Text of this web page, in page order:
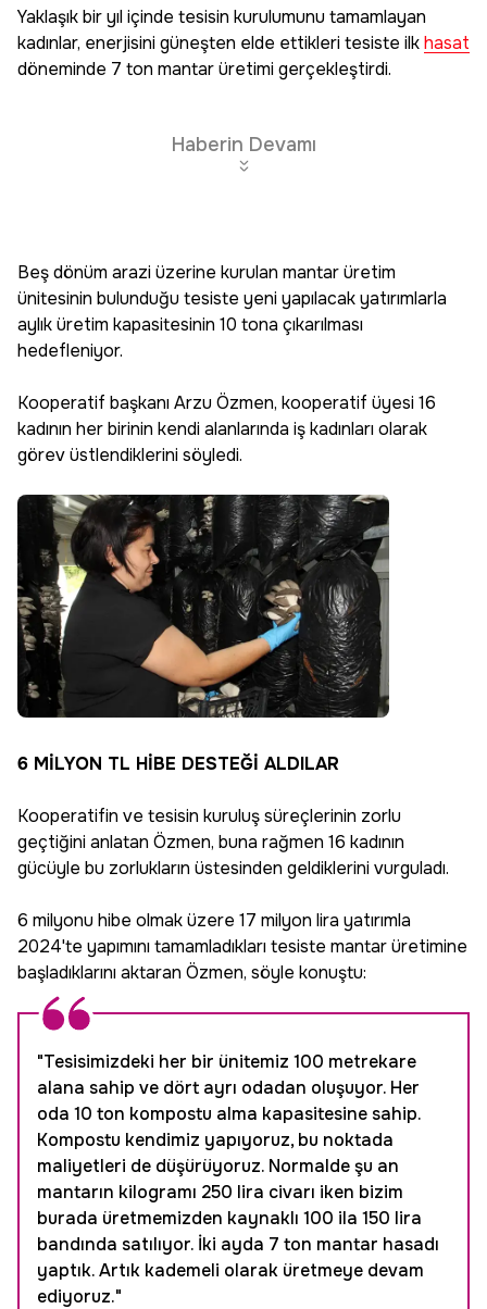
Yaklaşık bir yıl içinde tesisin kurulumunu tamamlayan
kadınlar, enerjisini güneşten elde ettikleri tesiste ilkhasat
döneminde 7 ton mantar üretimi gerçekleştirdi.
Haberin Devamı
Beş dönüm arazi üzerine kurulan mantar üretim
ünitesinin bulunduğu tesiste yeni yapılacak yatırımlarla
aylık üretim kapasitesinin 10 tona çıkarılması
hedefleniyor.
Kooperatif başkanı Arzu Özmen, kooperatif üyesi 16
kadının her birinin kendi alanlarında iş kadınları olarak
görev üstlendiklerini söyledi.
6 MİLYON TL HİBE DESTEĞİ ALDILAR
Kooperatifin ve tesisin kuruluş süreçlerinin zorlu
geçtiğini anlatan Özmen, buna rağmen 16 kadının
gücüyle bu zorlukların üstesinden geldiklerini vurguladı.
6 milyonu hibe olmak üzere 17 milyon lira yatırımla
2024'te yapımını tamamladıkları tesiste mantar üretimine
başladıklarını aktaran Özmen, söyle konuştu:
"Tesisimizdeki her bir ünitemiz 100 metrekare
alana sahip ve dört ayrı odadan oluşuyor. Her
oda 10 ton kompostu alma kapasitesine sahip.
Kompostu kendimiz yapıyoruz, bu noktada
maliyetleri de düşürüyoruz. Normalde şu an
mantarın kilogramı 250 lira civarı iken bizim
burada üretmemizden kaynaklı 100 ila 150 lira
bandında satılıyor. İki ayda 7 ton mantar hasadı
yaptık. Artık kademeli olarak üretmeye devam
ediyoruz."